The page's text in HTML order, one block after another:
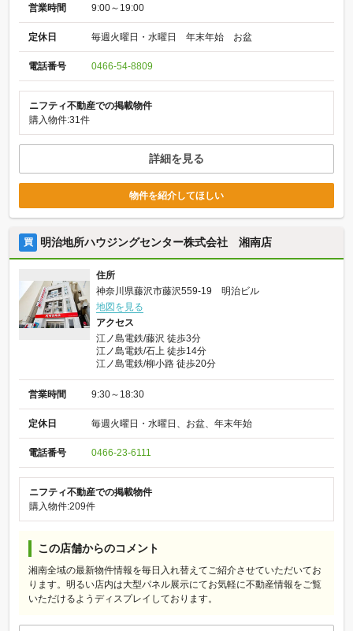
営業時間 9:00～19:00
定休日 毎週火曜日・水曜日 年末年始 お盆
電話番号 0466-54-8809
ニフティ不動産での掲載物件
購入物件:31件
詳細を見る
物件を紹介してほしい
買 明治地所ハウジングセンター株式会社 湘南店
住所
神奈川県藤沢市藤沢559-19 明治ビル
地図を見る
アクセス
江ノ島電鉄/藤沢 徒歩3分
江ノ島電鉄/石上 徒歩14分
江ノ島電鉄/柳小路 徒歩20分
営業時間 9:30～18:30
定休日 毎週火曜日・水曜日、お盆、年末年始
電話番号 0466-23-6111
ニフティ不動産での掲載物件
購入物件:209件
この店舗からのコメント
湘南全域の最新物件情報を毎日入れ替えてご紹介させていただいてお
ります。明るい店内は大型パネル展示にてお気軽に不動産情報をご覧
いただけるようディスプレイしております。